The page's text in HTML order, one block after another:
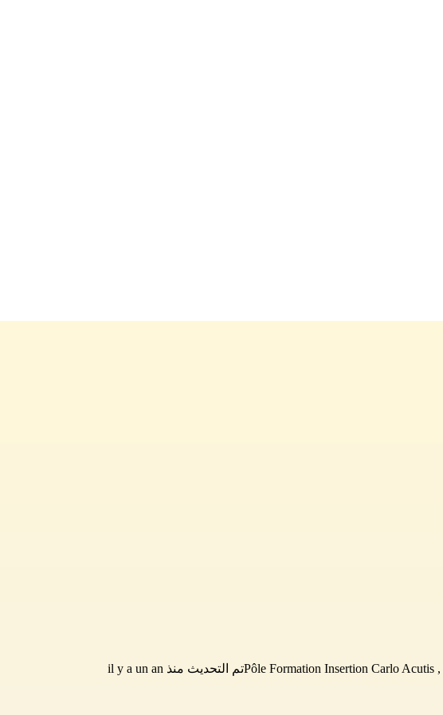
Pôle Formation Insertion Carlo Acutis ,
تم التحديث منذ il y a un an